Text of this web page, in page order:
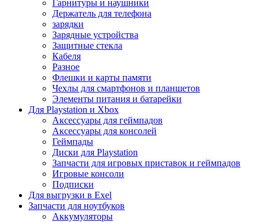
Гарнитуры и наушники
Держатель для телефона
зарядки
Зарядные устройства
Защитные стекла
Кабеля
Разное
Флешки и карты памяти
Чехлы для смартфонов и планшетов
Элементы питания и батарейки
Для Playstation и Xbox
Аксессуары для геймпадов
Аксессуары для консолей
Геймпады
Диски для Playstation
Запчасти для игровых приставок и геймпадов
Игровые консоли
Подписки
Для выгрузки в Exel
Запчасти для ноутбуков
Аккумуляторы